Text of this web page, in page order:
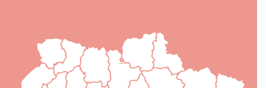
+38 050 851 92 20
Пн-Пт 09:00-16:00